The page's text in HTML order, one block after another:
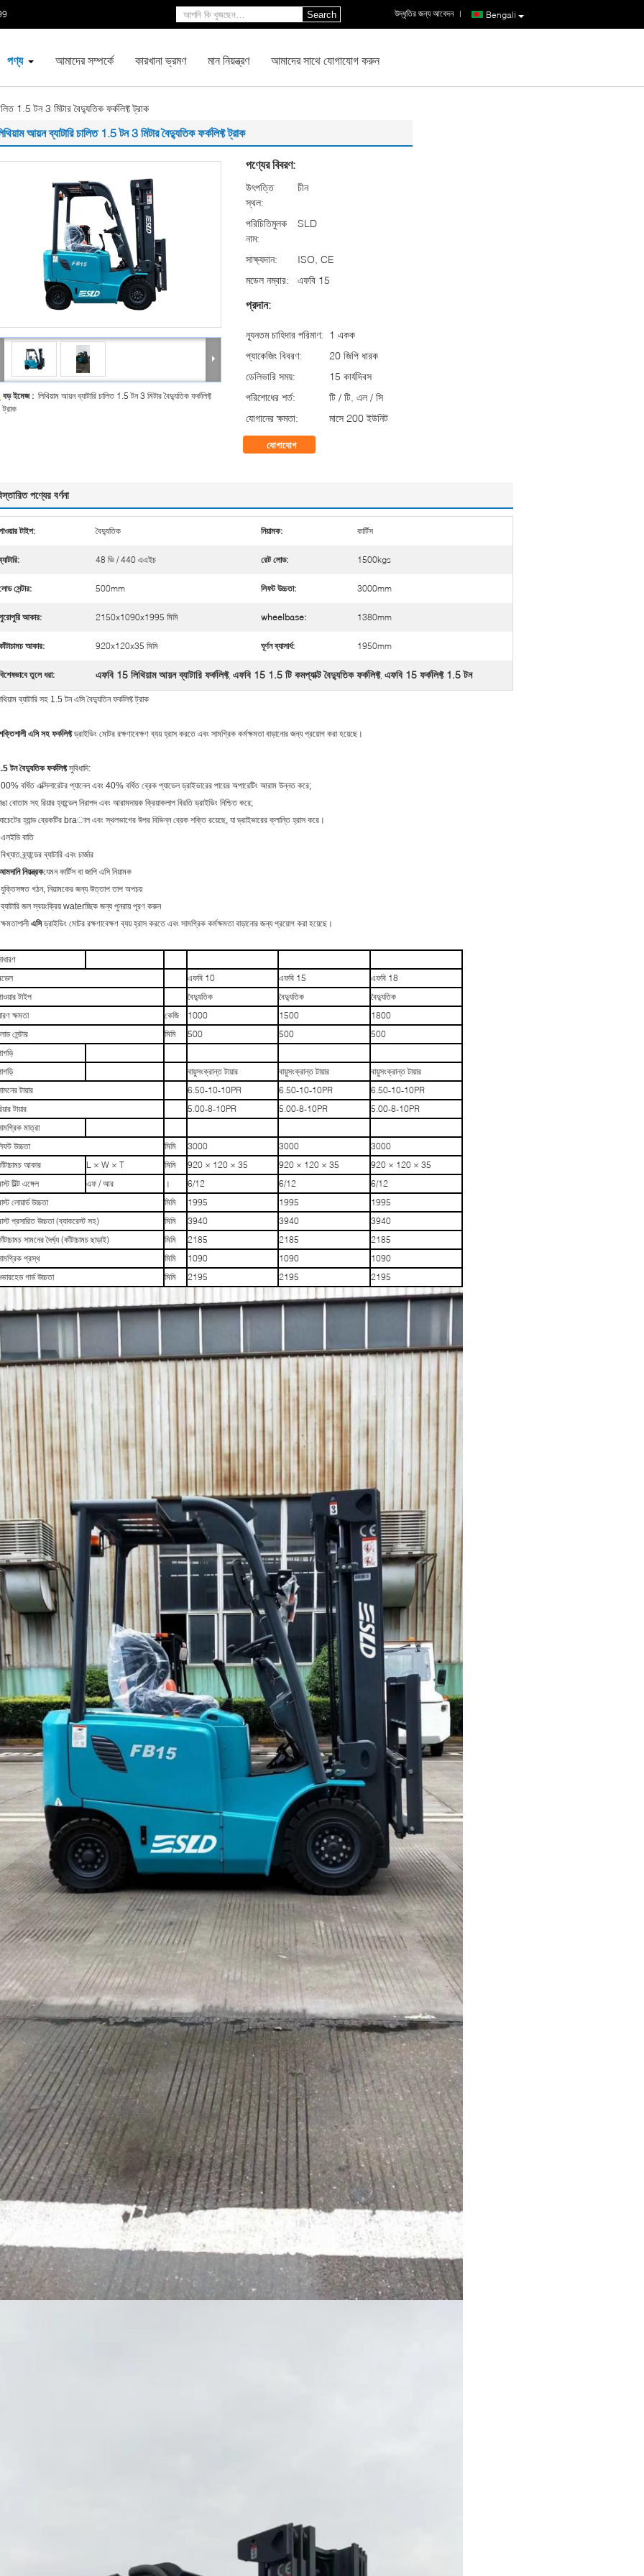
Bengali
উদ্ধৃতির জন্য আবেদন |
Search
পণ্য আমাদের সম্পর্কে কারখানা ভ্রমণ মান নিয়ন্ত্রণ আমাদের সাথে যোগাযোগ করুন
1.5 টন 3 মিটার বৈদ্যুতিক ফর্কলিফ্ট ট্রাক
আয়ন ব্যাটারি চালিত 1.5 টন 3 মিটার বৈদ্যুতিক ফর্কলিফ্ট ট্রাক
বড় ইমেজ : লিথিয়াম আয়ন ব্যাটারি চালিত 1.5 টন 3 মিটার বৈদ্যুতিক ফর্কলিফ্ট
ট্রাক
পণ্যের বিবরণ:
উৎপত্তি
স্থল:
চীন
পরিচিতিমুলক
নাম:
SLD
সাক্ষ্যদান:
ISO, CE
মডেল নম্বার:
এফবি 15
প্রদান:
ন্যূনতম চাহিদার পরিমাণ: 1 একক
প্যাকেজিং বিবরণ:
20 জিপি ধারক
ডেলিভারি সময়:
15 কার্যদিবস
পরিশোধের শর্ত:
টি / টি, এল / সি
যোগানের ক্ষমতা:
মাসে 200 ইউনিট
যোগাযোগ
পণ্যের বর্ণনা
টাইপ: বৈদ্যুতিক নিয়ামক: কার্টিস
48 ভি / 440 এএইচ রেট লোড: 1500kgs
সেন্টার: 500mm লিফট উচ্চতা: 3000mm
আকার: 2150x1090x1995 মিমি wheelbase: 1380mm
আকার: 920x120x35 মিমি ঘূর্ণন ব্যাসার্ধ: 1950mm
তুলে ধরা: এফবি 15 লিথিয়াম আয়ন ব্যাটারি ফর্কলিফ্ট, এফবি 15 1.5 টি কমপ্যাক্ট বৈদ্যুতিক ফর্কলিফ্ট, এফবি 15 ফর্কলিফ্ট 1.5 টন
ব্যাটারি সহ 1.5 টন এসি বৈদ্যুতিন ফর্কলিফ্ট ট্রাক
এসি সহ ফর্কলিফ্টড্রাইভিং মোটর রক্ষণাবেক্ষণ ব্যয় হ্রাস করতে এবং সামগ্রিক কর্মক্ষমতা বাড়ানোর জন্য প্রয়োগ করা হয়েছে।
টন বৈদ্যুতিক ফর্কলিফ্টসুবিধাদি:
বর্ধিত এক্সিলারেটর প্যানেল এবং 40% বর্ধিত ব্রেক প্যাডেল ড্রাইভারের পায়ের অপারেটিং আরাম উন্নত করে;
বোতাম সহ রিয়ার হ্যান্ডেল নিরাপদ এবং আরামদায়ক ক্রিয়াকলাপ বিরতি ড্রাইভিং নিশ্চিত করে;
হ্যান্ড ব্রেকটির braাল এবং স্থলভাগের উপর বিভিন্ন ব্রেক শক্তি রয়েছে, যা ড্রাইভারের ক্লান্তি হ্রাস করে।
বাতি
ব্র্যান্ডের ব্যাটারি এবং চার্জার
নিয়ন্ত্রকযেমন কার্টিস বা জাপি এসি নিয়ামক
গঠন, নিয়ামকের জন্য উত্তাপ তাপ অপচয়
জল স্বয়ংক্রিয় waterচ্ছিক জন্য পুনরায় পূরণ করুন
এসিড্রাইভিং মোটর রক্ষণাবেক্ষণ ব্যয় হ্রাস করতে এবং সামগ্রিক কর্মক্ষমতা বাড়ানোর জন্য প্রয়োগ করা হয়েছে।
এফবি 10 এফবি 15
এফবি 18
টাইপ
বৈদ্যুতিক বৈদ্যুতিক
বৈদ্যুতিক
ক্ষমতা
কেজি 1000 1500
1800
সেন্টার
মিমি 500 500
500
বায়ুসংক্রান্ত টায়ার বায়ুসংক্রান্ত টায়ার
বায়ুসংক্রান্ত টায়ার
টায়ার
6.50-10-10PR 6.50-10-10PR
6.50-10-10PR
টায়ার
5.00-8-10PR 5.00-8-10PR
5.00-8-10PR
মাত্রা
উচ্চতা
মিমি 3000 3000
3000
আকার
L × W × T মিমি 920 × 120 × 35 920 × 120 × 35
920 × 120 × 35
টিল্ট এঙ্গেল
এফ / আর । 6/12 6/12
6/12
লোয়ার্ড উচ্চতা
মিমি 1995 1995
1995
প্রসারিত উচ্চতা (ব্যাকরেস্ট সহ)
মিমি 3940 3940
3940
সামনের দৈর্ঘ্য (কাঁটাচামচ ছাড়াই)
মিমি 2185 2185
2185
প্রস্থ
মিমি 1090 1090
1090
গার্ড উচ্চতা
মিমি 2195 2195 2195